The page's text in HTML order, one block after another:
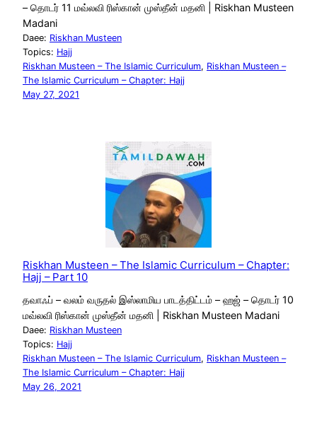
– தொடர் 11 மவ்லவி ரிஸ்கான் முஸ்தீன் மதனி | Riskhan Musteen
Madani
Daee: Riskhan Musteen
Topics: Hajj
Riskhan Musteen – The Islamic Curriculum, Riskhan Musteen –
The Islamic Curriculum – Chapter: Hajj
May 27, 2021
Riskhan Musteen – The Islamic Curriculum – Chapter:
Hajj – Part 10
தவாஃப் – வலம் வருதல் இஸ்லாமிய பாடத்திட்டம் – ஹஜ் – தொடர் 10
மவ்லவி ரிஸ்கான் முஸ்தீன் மதனி | Riskhan Musteen Madani
Daee: Riskhan Musteen
Topics: Hajj
Riskhan Musteen – The Islamic Curriculum, Riskhan Musteen –
The Islamic Curriculum – Chapter: Hajj
May 26, 2021